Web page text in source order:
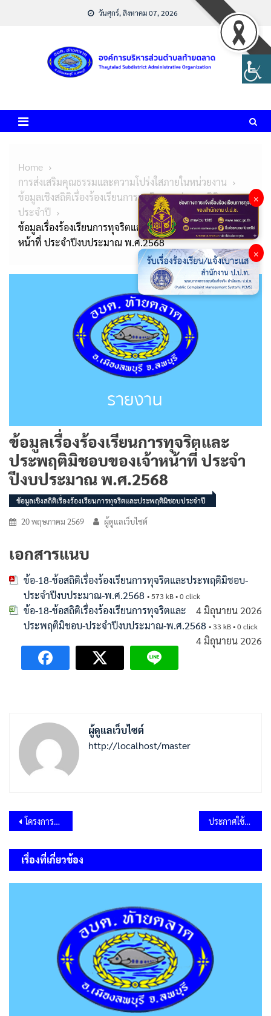
วันศุกร์, สิงหาคม 07, 2026
Home
การส่งเสริมคุณธรรมและความโปร่งใสภายในหน่วยงาน
ข้อมูลเชิงสถิติเรื่องร้องเรียนการทุจริตและประพฤติมิชอบ
ประจำปี
ข้อมูลเรื่องร้องเรียนการทุจริตและประพฤติมิชอบของเจ้า
หน้าที่ ประจำปีงบประมาณ พ.ศ.2568
ข้อมูลเรื่องร้องเรียนการทุจริตและ
ประพฤติมิชอบของเจ้าหน้าที่ ประจำ
ปีงบประมาณ พ.ศ.2568
ข้อมูลเชิงสถิติเรื่องร้องเรียนการทุจริตและประพฤติมิชอบประจำปี
20 พฤษภาคม 2569 ผู้ดูแลเว็บไซต์
เอกสารแนบ
ข้อ-18-ข้อสถิติเรื่องร้องเรียนการทุจริตและประพฤติมิชอบ-
ประจำปีงบประมาณ-พ.ศ.2568 • 573 kB • 0 click
4 มิถุนายน 2026
ข้อ-18-ข้อสถิติเรื่องร้องเรียนการทุจริตและ
ประพฤติมิชอบ-ประจำปีงบประมาณ-พ.ศ.2568 • 33 kB • 0 click
4 มิถุนายน 2026
ผู้ดูแลเว็บไซต์
http://localhost/master
แนะแนว
เรื่อง
โครงการปฐมนิเทศนักเรียนและประชุมผู้ปกครองศูนย์พัฒนาเด็กเล็กองค์การบริหารส่วนตำบลท้ายตลาด ประจำปีการศึกษา 2569 ประกาศใช้แผนพัฒนาท้องถิ่น (พ.ศ.2566-2570) เปลี่ยนแปลง (ครั้งที่ 1/2569)
เรื่องที่เกี่ยวข้อง
×
×